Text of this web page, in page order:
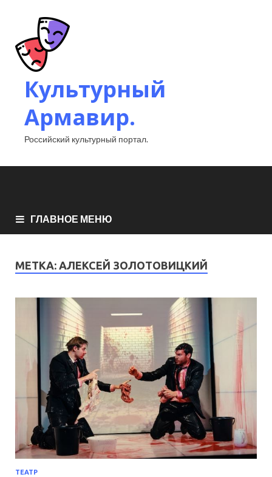
Культурный
Армавир.
Российский культурный портал.
ГЛАВНОЕ МЕНЮ
МЕТКА: АЛЕКСЕЙ ЗОЛОТОВИЦКИЙ
ТЕАТР